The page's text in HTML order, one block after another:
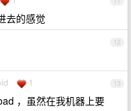
去的感觉
12
13
1
，虽然在我机器上要